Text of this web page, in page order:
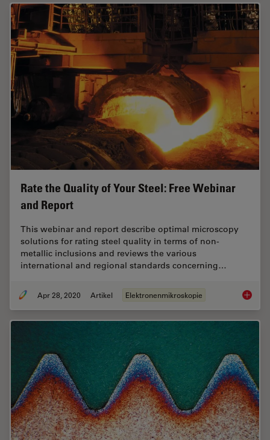
Rate the Quality of Your Steel: Free Webinar
and Report
This webinar and report describe optimal microscopy
solutions for rating steel quality in terms of non-
metallic inclusions and reviews the various
international and regional standards concerning…
Apr 28, 2020 Artikel Elektronenmikroskopie Rate